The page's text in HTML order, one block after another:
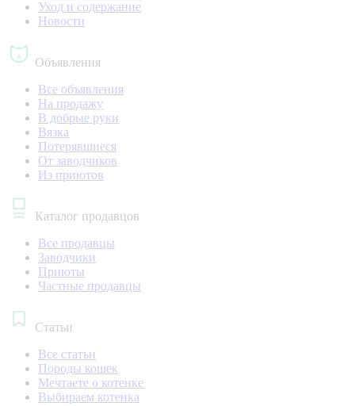
Уход и содержание
Новости
Объявления
Все объявления
На продажу
В добрые руки
Вязка
Потерявшиеся
От заводчиков
Из приютов
Каталог продавцов
Все продавцы
Заводчики
Приюты
Частные продавцы
Статьи
Все статьи
Породы кошек
Мечтаете о котенке
Выбираем котенка